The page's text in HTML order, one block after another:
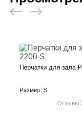
Перчатки для зала
Размер: S
Отзывы